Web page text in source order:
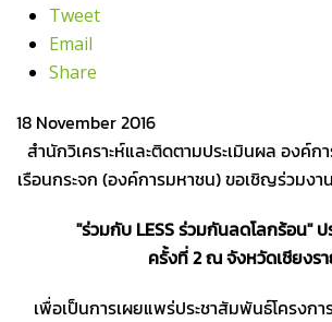
Tweet
Email
Share
18 November 2016
สำนักวิเคราะห์และติดตามประเมินผล องค์ก
เรือนกระจก (องค์การมหาชน) ขอเชิญร่วมง
"ร่วมกับ LESS ร่วมกันลดโลกร้อน" ป
ครั้งที่ 2 ณ จังหวัดเชียงร
เพื่อเป็นการเผยแพร่ประชาสัมพันธ์โครงก